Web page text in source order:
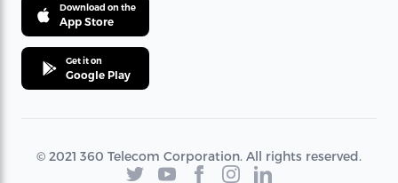
Download on the
App Store
Get it on
Google Play
© 2021 360 Telecom Corporation. All rights reserved.